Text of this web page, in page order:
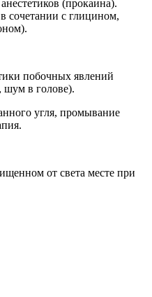
(прокаина).
сочетании с глицином,
побочных явлений
шум в голове).
угля, промывание
от света месте при